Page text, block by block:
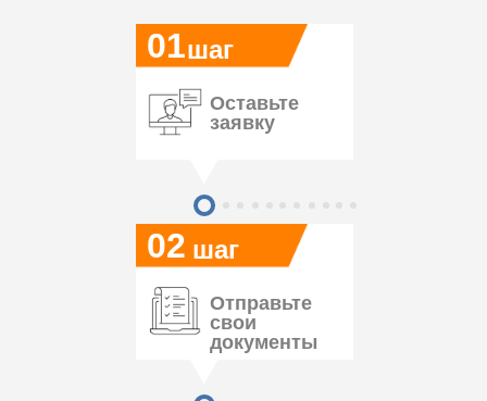
02
01
Оставьте
заявку
шаг
шаг
Отправьте
свои
документы